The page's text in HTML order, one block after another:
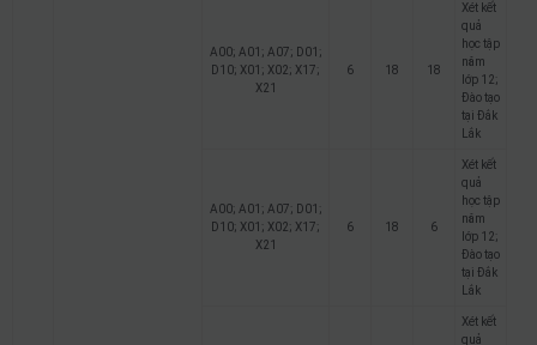
A00; A01; A07; D01;
D10; X01; X02; X17;
X21
6 18 18
Xét kết
quả
học tập
năm
lớp 12;
Đào tạo
tại Đắk
Lắk
A00; A01; A07; D01;
D10; X01; X02; X17;
X21
6 18 6
Xét kết
quả
học tập
năm
lớp 12;
Đào tạo
tại Đắk
Lắk
Xét kết
quả